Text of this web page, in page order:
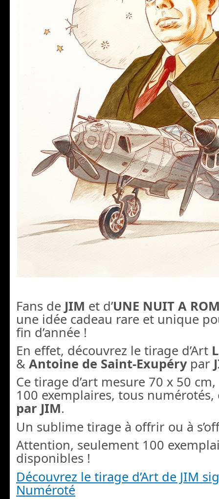
Fans de JIM et d’UNE NUIT A
une idée cadeau rare et unique
fin d’année !
En effet, découvrez le tirage d’Art
& Antoine de Saint-Exupérypar
Ce tirage d’art mesure 70 x 50
100 exemplaires, tous
par JIM.
Un sublime tirage à offrir ou à
Attention, seulement 100
disponibles !
Découvrez le tirage d’Art de JIM
Numéroté